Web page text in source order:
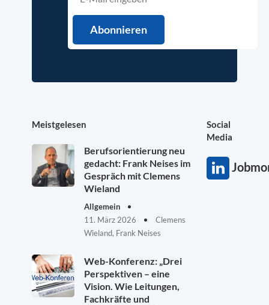
Meistgelesen
Berufsorientierung neu
gedacht: Frank Neises im
Gespräch mit Clemens
Wieland
Allgemein
11. März 2026
Clemens
Wieland, Frank Neises
Web-Konferenz: „Drei
Perspektiven – eine
Vision. Wie Leitungen,
Fachkräfte und
Social
Media